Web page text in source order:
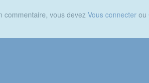
commentaire, vous devezVous connecter ou